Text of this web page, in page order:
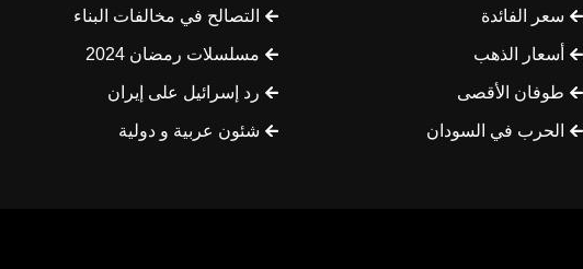
سعر الفائدة
أسعار الذهب
طوفان الأقصى
الحرب في السودان
التصالح في مخالفات البناء
مسلسلات رمضان 2024
رد إسرائيل على إيران
شئون عربية و دولية